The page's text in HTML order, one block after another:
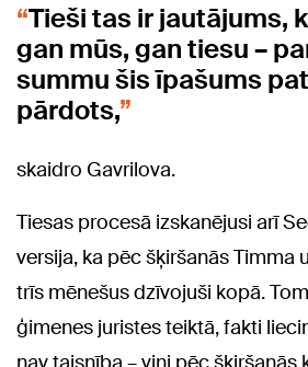
Tieši tas ir jautājums,
gan mūs, gan tiesu –
summu šis īpašums
pārdots,
skaidro Gavrilova.
Tiesas procesā izskanējusi arī
versija, ka pēc šķiršanās Timma
trīs mēnešus dzīvojuši kopā.
ģimenes juristes teiktā, fakti